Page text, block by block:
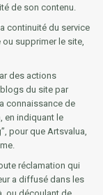
de son contenu.
continuité du service
supprimer le site,
des actions
du site par
connaissance de
en indiquant le
pour que Artsvalua,
réclamation qui
a diffusé dans les